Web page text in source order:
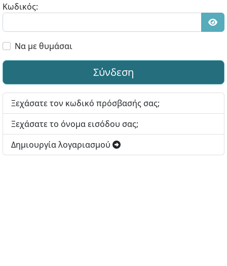
Κωδικός:
Να με θυμάσαι
Σύνδεση
Ξεχάσατε τον κωδικό πρόσβασής σας;
Ξεχάσατε το όνομα εισόδου σας;
Δημιουργία λογαριασμού